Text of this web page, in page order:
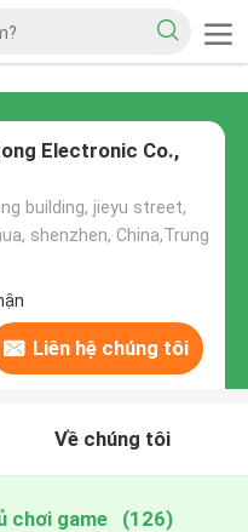
Electronic Co.,
building, jieyu street,
shenzhen, China,Trung
Liên hệ chúng tôi
Về chúng tôi
chơi game (126)